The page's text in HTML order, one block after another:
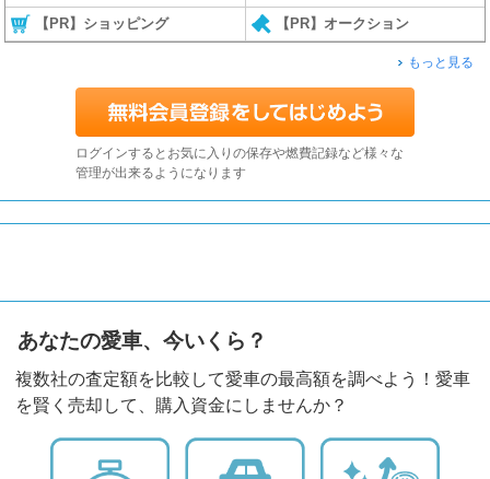
【PR】ショッピング 【PR】オークション
もっと見る
ログインするとお気に入りの保存や燃費記録など様々な
管理が出来るようになります
あなたの愛車、今いくら？
複数社の査定額を比較して愛車の最高額を調べよう！愛車
を賢く売却して、購入資金にしませんか？